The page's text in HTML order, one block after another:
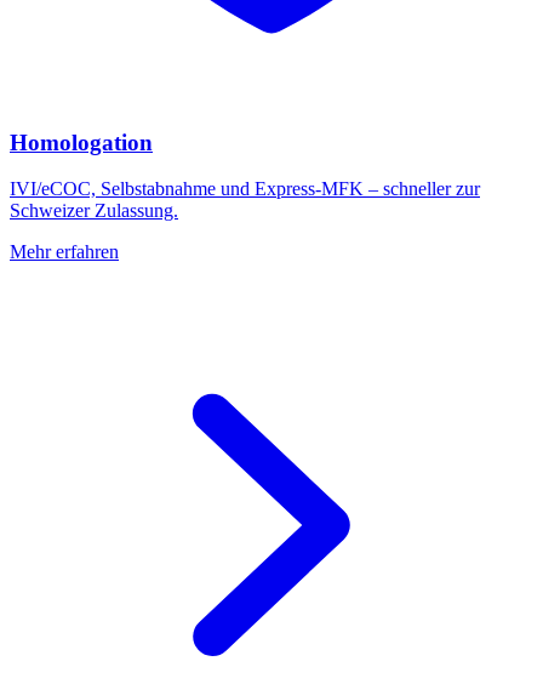
Homologation
IVI/eCOC, Selbstabnahme und Express-MFK – schneller zur
Schweizer Zulassung.
Mehr erfahren